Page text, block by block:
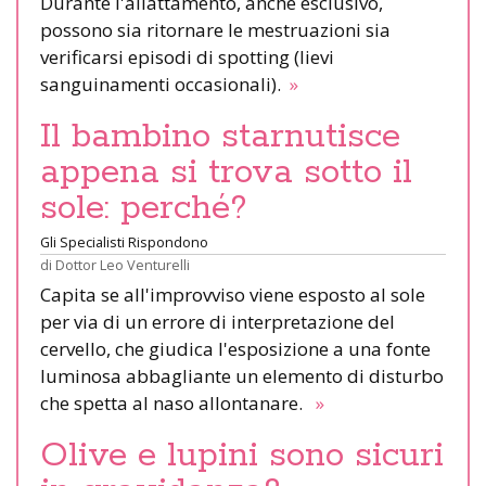
possono sia ritornare le mestruazioni sia
verificarsi episodi di spotting (lievi
sanguinamenti occasionali). »
Il bambino starnutisce
appena si trova sotto il
sole: perché?
Gli Specialisti Rispondono
di Dottor Leo Venturelli
Capita se all'improvviso viene esposto al sole
per via di un errore di interpretazione del
cervello, che giudica l'esposizione a una fonte
luminosa abbagliante un elemento di disturbo
che spetta al naso allontanare. »
Olive e lupini sono sicuri